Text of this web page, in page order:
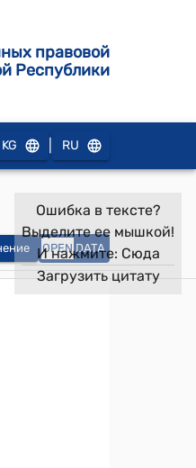
правовой
Республики
KG RU
OPEN DATA
Ошибка в тексте?
Выделите ее мышкой!
И нажмите: Сюда
Загрузить цитату